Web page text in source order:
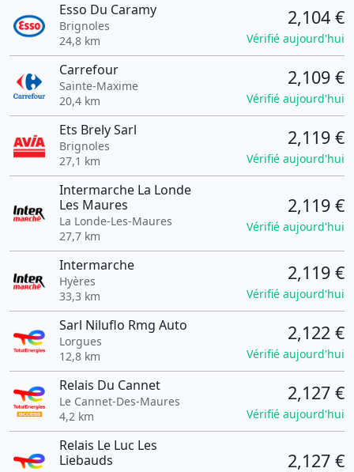
Esso Du Caramy
Brignoles
24,8 km
2,104 €
Vérifié aujourd'hui
Carrefour
Sainte-Maxime
20,4 km
2,109 €
Vérifié aujourd'hui
Ets Brely Sarl
Brignoles
27,1 km
2,119 €
Vérifié aujourd'hui
Intermarche La Londe
Les Maures
La Londe-Les-Maures
27,7 km
2,119 €
Vérifié aujourd'hui
Intermarche
Hyères
33,3 km
2,119 €
Vérifié aujourd'hui
Sarl Niluflo Rmg Auto
Lorgues
12,8 km
2,122 €
Vérifié aujourd'hui
Relais Du Cannet
Le Cannet-Des-Maures
4,2 km
2,127 €
Vérifié aujourd'hui
Relais Le Luc Les
Liebauds
2,127 €